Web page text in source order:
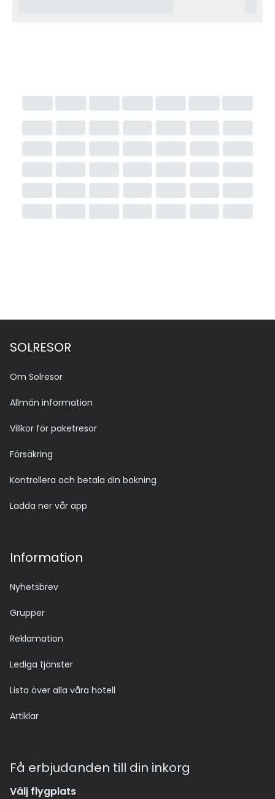
SOLRESOR
Om Solresor
Allmän information
Villkor för paketresor
Försäkring
Kontrollera och betala din bokning
Ladda ner vår app
Information
Nyhetsbrev
Grupper
Reklamation
Lediga tjänster
Lista över alla våra hotell
Artiklar
Få erbjudanden till din inkorg
Välj flygplats